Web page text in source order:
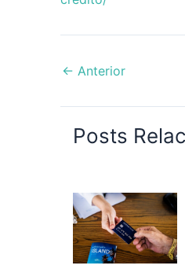
← Anterior
Posts